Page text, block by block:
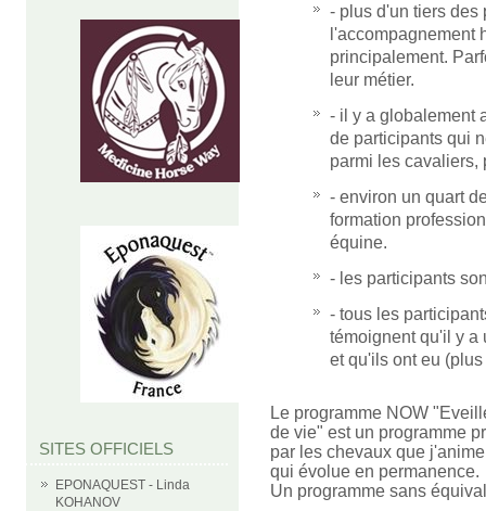
SITES OFFICIELS
EPONAQUEST - Linda
KOHANOV
- plus d'un tiers des
l'accompagnement
principalement.
leur métier.
- il y a globalement
de participants qui
parmi les cavaliers,
- environ un quart
formation
équine.
- les participants
- tous les
témoignent qu'il y a
et qu'ils ont eu
Le programme NOW
de vie" est un programme
par les chevaux que
qui évolue en permanence.
Un programme sans